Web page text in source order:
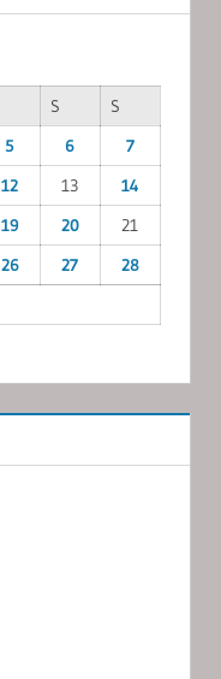
S
S
5 6
7
12 13
14
19 20
21
26 27
28